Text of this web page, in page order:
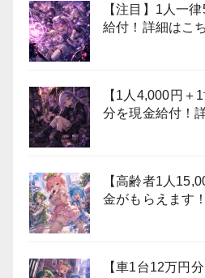
【注目】1人一
給付！詳細はこ
【1人4,000円＋
分を現金給付！
【高齢者1人
金がもらえます
【車1台12万円